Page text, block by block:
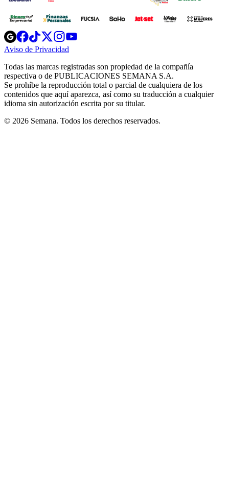
Opens
in
new
Opens
in
new
Opens
in
new
window
Opens
new
windowwindow
Aviso de Privacidad
new
window
Todas las marcas registradas son propiedad de la compañía
respectiva o de PUBLICACIONES SEMANA S.A.
Se prohíbe la reproducción total o parcial de cualquiera de los
contenidos que aquí aparezca, así como su traducción a cualquier
idioma sin autorización escrita por su titular.
© 2026 Semana. Todos los derechos reservados.